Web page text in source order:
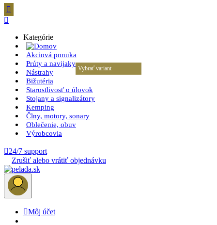


Kategórie
Akciová ponuka
Prúty a navijaky
Nástrahy
Bižutéria
Starostlivosť o úlovok
Stojany a signalizátory
Kemping
Člny, motory, sonary
Oblečenie, obuv
Výrobcovia
24/7 support
Zrušiť alebo vrátiť objednávku
Môj účet
Vybrať variant
Vybrať variant